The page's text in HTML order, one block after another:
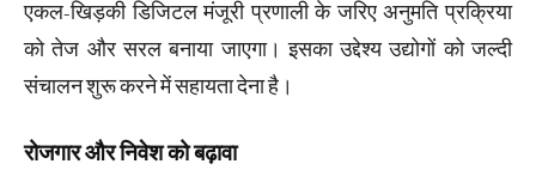
एकल-खिड़की डिजिटल मंजूरी प्रणाली के जरिए अनुमति प्रक्रिया
को तेज और सरल बनाया जाएगा। इसका उद्देश्य उद्योगों को जल्दी
संचालन शुरू करने में सहायता देना है।
रोजगार और निवेश को बढ़ावा